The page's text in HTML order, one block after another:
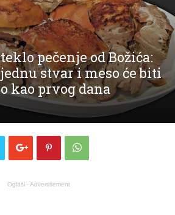
pečenje od Božića:
stvar i meso će biti
kao prvog dana
Oglasi - Advertisement